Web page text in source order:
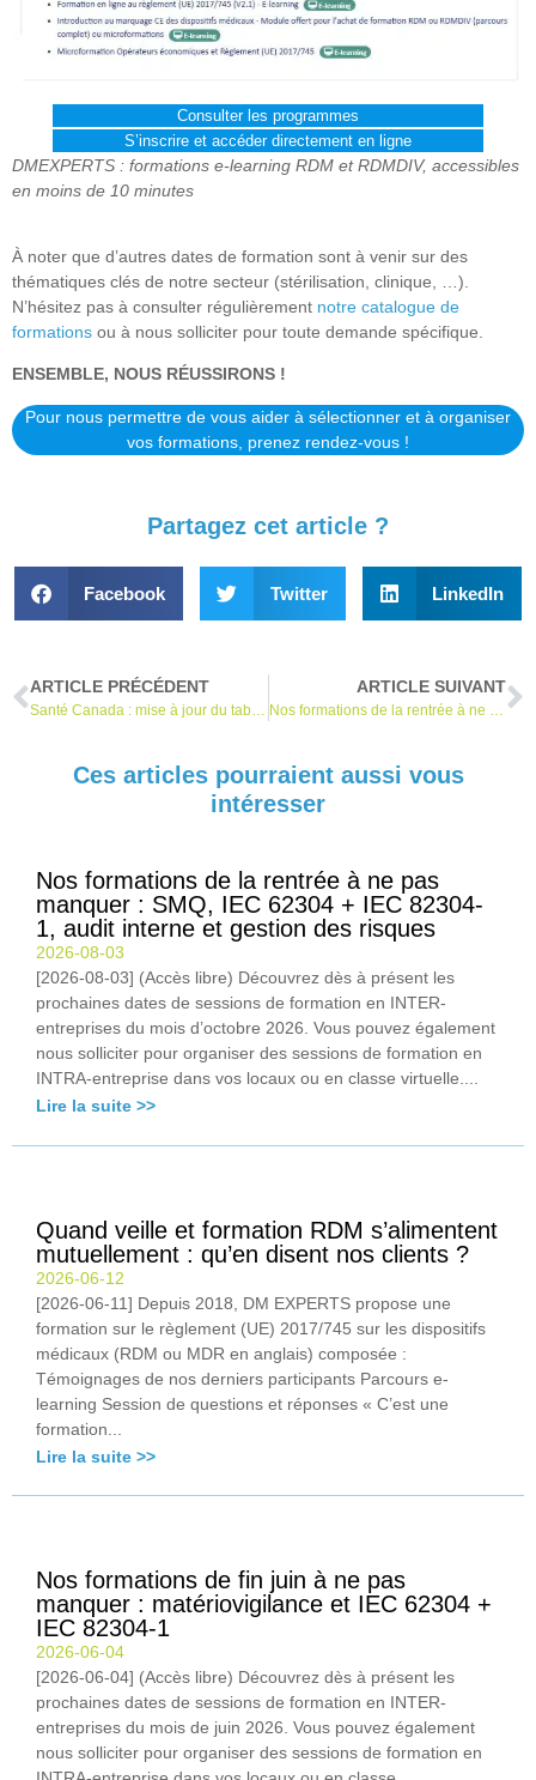
Consulter les programmes
S’inscrire et accéder directement en ligne
DMEXPERTS : formations e-learning RDM et RDMDIV, accessibles
en moins de 10 minutes
À noter que d’autres dates de formation sont à venir sur des
thématiques clés de notre secteur (stérilisation, clinique, …).
N’hésitez pas à consulter régulièrement notre catalogue de
formations ou à nous solliciter pour toute demande spécifique.
ENSEMBLE, NOUS RÉUSSIRONS !
Pour nous permettre de vous aider à sélectionner et à organiser
vos formations, prenez rendez-vous !
Partagez cet article ?
Facebook Twitter LinkedIn
ARTICLE PRÉCÉDENT
Santé Canada : mise à jour du tableau sommaire sur le processus d’inscription réglementaire
ARTICLE SUIVANT
Nos formations de la rentrée à ne pas manquer : SMQ, IEC 62304 + IEC 82304-1, audit interne et gestion des risques
Ces articles pourraient aussi vous
intéresser
Nos formations de la rentrée à ne pas
manquer : SMQ, IEC 62304 + IEC 82304-
1, audit interne et gestion des risques
2026-08-03
[2026-08-03] (Accès libre) Découvrez dès à présent les
prochaines dates de sessions de formation en INTER-
entreprises du mois d’octobre 2026. Vous pouvez également
nous solliciter pour organiser des sessions de formation en
INTRA-entreprise dans vos locaux ou en classe virtuelle....
Lire la suite >>
Quand veille et formation RDM s’alimentent
mutuellement : qu’en disent nos clients ?
2026-06-12
[2026-06-11] Depuis 2018, DM EXPERTS propose une
formation sur le règlement (UE) 2017/745 sur les dispositifs
médicaux (RDM ou MDR en anglais) composée :
Témoignages de nos derniers participants Parcours e-
learning Session de questions et réponses « C’est une
formation...
Lire la suite >>
Nos formations de fin juin à ne pas
manquer : matériovigilance et IEC 62304 +
IEC 82304-1
2026-06-04
[2026-06-04] (Accès libre) Découvrez dès à présent les
prochaines dates de sessions de formation en INTER-
entreprises du mois de juin 2026. Vous pouvez également
nous solliciter pour organiser des sessions de formation en